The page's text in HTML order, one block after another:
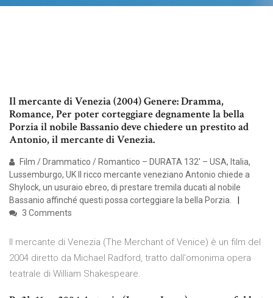
Il mercante di Venezia (2004) Genere: Dramma,
Romance, Per poter corteggiare degnamente la bella
Porzia il nobile Bassanio deve chiedere un prestito ad
Antonio, il mercante di Venezia.
Film / Drammatico / Romantico – DURATA 132′ – USA, Italia,
Lussemburgo, UK Il ricco mercante veneziano Antonio chiede a
Shylock, un usuraio ebreo, di prestare tremila ducati al nobile
Bassanio affinché questi possa corteggiare la bella Porzia.
3 Comments
Il mercante di Venezia (The Merchant of Venice) è un film del
2004 diretto da Michael Radford, tratto dall'omonima opera
teatrale di William Shakespeare.